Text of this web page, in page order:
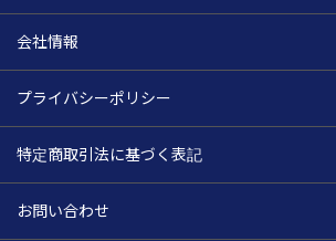
会社情報
プライバシーポリシー
特定商取引法に基づく表記
お問い合わせ